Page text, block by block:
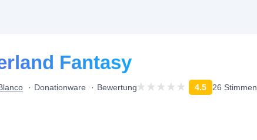
Fantasy
Donationware Bewertung 4.5 26 Stimmen